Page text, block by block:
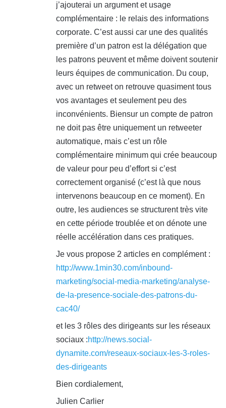
j’ajouterai un argument et usage
complémentaire : le relais des informations
corporate. C’est aussi car une des qualités
première d’un patron est la délégation que
les patrons peuvent et même doivent soutenir
leurs équipes de communication. Du coup,
avec un retweet on retrouve quasiment tous
vos avantages et seulement peu des
inconvénients. Biensur un compte de patron
ne doit pas être uniquement un retweeter
automatique, mais c’est un rôle
complémentaire minimum qui crée beaucoup
de valeur pour peu d’effort si c’est
correctement organisé (c’est là que nous
intervenons beaucoup en ce moment). En
outre, les audiences se structurent très vite
en cette période troublée et on dénote une
réelle accélération dans ces pratiques.
Je vous propose 2 articles en complément :
http://www.1min30.com/inbound-
marketing/social-media-marketing/analyse-
de-la-presence-sociale-des-patrons-du-
cac40/
et les 3 rôles des dirigeants sur les réseaux
sociaux :http://news.social-
dynamite.com/reseaux-sociaux-les-3-roles-
des-dirigeants
Bien cordialement,
Julien Carlier